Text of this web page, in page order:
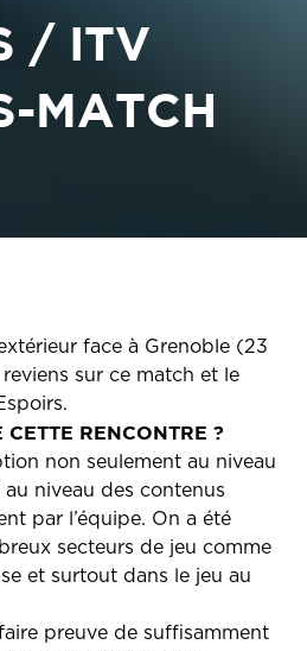
/ ITV
MATCH
face à Grenoble (23
sur ce match et le
RENCONTRE ?
non seulement au niveau
niveau des contenus
par l’équipe. On a été
secteurs de jeu comme
et surtout dans le jeu au
preuve de suffisamment